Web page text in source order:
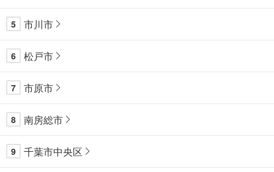
5 市川市
6 松戸市
7 市原市
8 南房総市
9 千葉市中央区